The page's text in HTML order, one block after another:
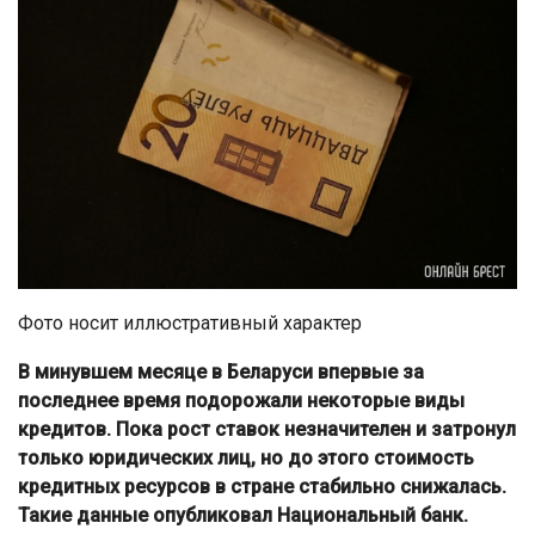
Фото носит иллюстративный характер
В минувшем месяце в Беларуси впервые за
последнее время подорожали некоторые виды
кредитов. Пока рост ставок незначителен и затронул
только юридических лиц, но до этого стоимость
кредитных ресурсов в стране стабильно снижалась.
Такие данные опубликовал Национальный банк.